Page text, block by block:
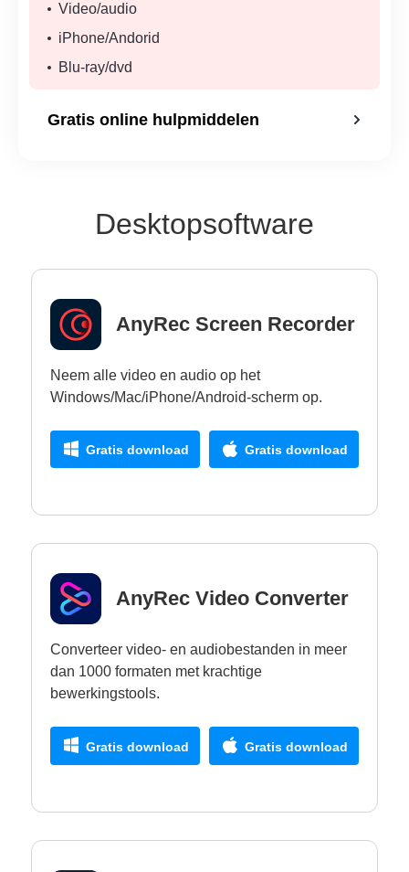
Video/audio
iPhone/Andorid
Blu-ray/dvd
Gratis online hulpmiddelen
Desktopsoftware
AnyRec Screen Recorder
Neem alle video en audio op het
Windows/Mac/iPhone/Android-scherm op.
Gratis download Gratis download
AnyRec Video Converter
Converteer video- en audiobestanden in meer
dan 1000 formaten met krachtige
bewerkingstools.
Gratis download Gratis download